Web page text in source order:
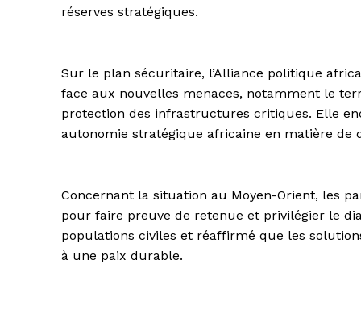
réserves stratégiques.
Sur le plan sécuritaire, l’Alliance politique
face aux nouvelles menaces, notamment le
protection des infrastructures critiques. Elle
autonomie stratégique africaine en matière de
Concernant la situation au Moyen-Orient, les
pour faire preuve de retenue et privilégier le
populations civiles et réaffirmé que les
à une paix durable.